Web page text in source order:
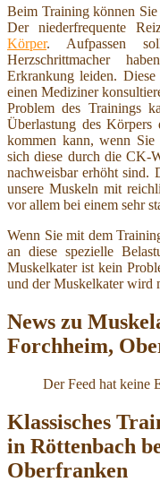
Beim Training können
Der niederfrequente
Körper. Aufpassen
Herzschrittmacher
Erkrankung leiden.
einen Mediziner
Problem des Trainings
Überlastung des Körpers
kommen kann, wenn Sie
sich diese durch die CK-
nachweisbar erhöht sind.
unsere Muskeln mit
vor allem bei einem sehr
Wenn Sie mit dem
an diese spezielle
Muskelkater ist kein
und der Muskelkater wird
News zu
Forchheim,
Der Feed hat keine
Klassisches
in Röttenbach
Oberfranken